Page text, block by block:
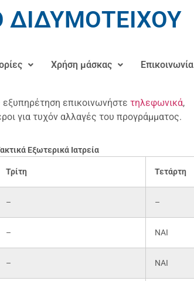
ΔΙΔΥΜΟΤΕΙΧΟΥ
Χρήση μάσκας Επικοινωνία
εξυπηρέτηση επικοινωνήστε τηλεφωνικά,
για τυχόν αλλαγές του προγράμματος.
Εξωτερικά Ιατρεία
Τρίτη Τετάρτη
– –
– ΝΑΙ
– ΝΑΙ